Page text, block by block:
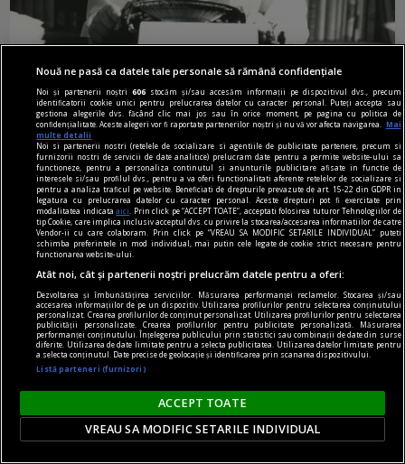
centenar - eugen barbu
„Biografia detestabilă” și „opera admirabilă”
Groapa, cîteva nuvele din Oaie și ai săi ori Prînzul
de duminică, parabolele decadente Princepele și
Săptămîna nebunilor sînt titluri de neocolit.
centenar - eugen barbu
Nouă ne pasă ca datele tale personale să rămână confidențiale
Noi și partenerii noștri606 stocăm și/sau accesăm informații pe dispozitivul dvs., precum
identificatorii cookie unici pentru prelucrarea datelor cu caracter personal. Puteți accepta sau
gestiona alegerile dvs. făcând clic mai jos sau în orice moment, pe pagina cu politica de
confidențialitate. Aceste alegeri vor fi raportate partenerilor noștri și nu vă vor afecta navigarea.
Mai
multe detalii
Noi si partenerii nostri (retelele de socializare si agentiile de publicitate partenere, precum si
furnizorii nostri de servicii de date analitice) prelucram date pentru a permite website-ului sa
functioneze, pentru a personaliza continutul si anunturile publicitare afisate in functie de
interesele si/sau profilul dvs., pentru a va oferi functionalitati aferente retelelor de socializare si
pentru a analiza traficul pe website. Beneficiati de drepturile prevazute de art. 15-22 din GDPR in
legatura cu prelucrarea datelor cu caracter personal. Aceste drepturi pot fi exercitate prin
modalitatea indicataaici
. Prin click pe “ACCEPT TOATE”, acceptati folosirea tuturor Tehnologiilor de
tip Cookie, care implica inclusiv acceptul dvs. cu privire la stocarea/accesarea informatiilor de catre
Vendor-ii cu care colaboram. Prin click pe “VREAU SA MODIFIC SETARILE INDIVIDUAL” puteti
schimba preferintele in mod individual, mai putin cele legate de cookie strict necesare pentru
functionarea website-ului.
Atât noi, cât și partenerii noștri prelucrăm datele pentru a oferi:
Dezvoltarea și îmbunătățirea serviciilor. Măsurarea performanței reclamelor. Stocarea și/sau
accesarea informațiilor de pe un dispozitiv. Utilizarea profilurilor pentru selectarea conținutului
personalizat. Crearea profilurilor de conținut personalizat. Utilizarea profilurilor pentru selectarea
publicității personalizate. Crearea profilurilor pentru publicitate personalizată. Măsurarea
performanței conținutului. Înțelegerea publicului prin statistici sau combinații de date din surse
diferite. Utilizarea de date limitate pentru a selecta publicitatea. Utilizarea datelor limitate pentru
a selecta conținutul. Date precise de geolocație și identificarea prin scanarea dispozitivului.
Listă parteneri (furnizori)
ACCEPT TOATE
VREAU SA MODIFIC SETARILE INDIVIDUAL